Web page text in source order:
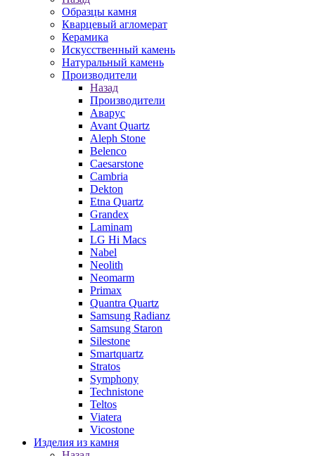
Образцы камня
Кварцевый агломерат
Керамика
Искусственный камень
Натуральный камень
Производители
Назад
Производители
Аварус
Avant Quartz
Aleph Stone
Belenco
Caesarstone
Cambria
Dekton
Etna Quartz
Grandex
Laminam
LG Hi Macs
Nabel
Neolith
Neomarm
Primax
Quantra Quartz
Samsung Radianz
Samsung Staron
Silestone
Smartquartz
Stratos
Symphony
Technistone
Teltos
Viatera
Vicostone
Изделия из камня